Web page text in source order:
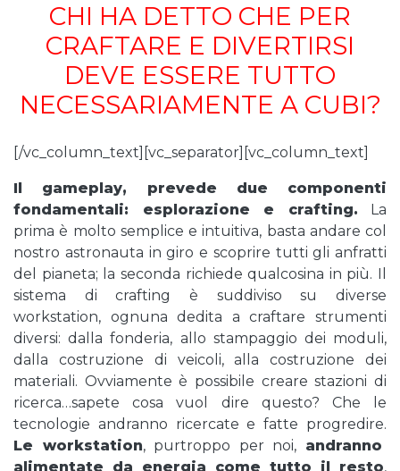
CHI HA DETTO CHE PER
CRAFTARE E DIVERTIRSI
DEVE ESSERE TUTTO
NECESSARIAMENTE A CUBI?
[/vc_column_text][vc_separator][vc_column_text]
Il gameplay, prevede due componenti
fondamentali: esplorazione e crafting. La
prima è molto semplice e intuitiva, basta andare col
nostro astronauta in giro e scoprire tutti gli anfratti
del pianeta; la seconda richiede qualcosina in più. Il
sistema di crafting è suddiviso su diverse
workstation, ognuna dedita a craftare strumenti
diversi: dalla fonderia, allo stampaggio dei moduli,
dalla costruzione di veicoli, alla costruzione dei
materiali. Ovviamente è possibile creare stazioni di
ricerca…sapete cosa vuol dire questo? Che le
tecnologie andranno ricercate e fatte progredire.
Le workstation, purtroppo per noi, andranno
alimentate da energia come tutto il resto,